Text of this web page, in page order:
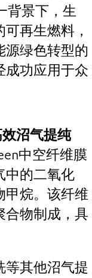
背景下，生
再生燃料，
源绿色转型的
成功应用于众
效沼气提纯
中空纤维膜
中的二氧化
甲烷。该纤维
合物制成，具
等其他沼气提